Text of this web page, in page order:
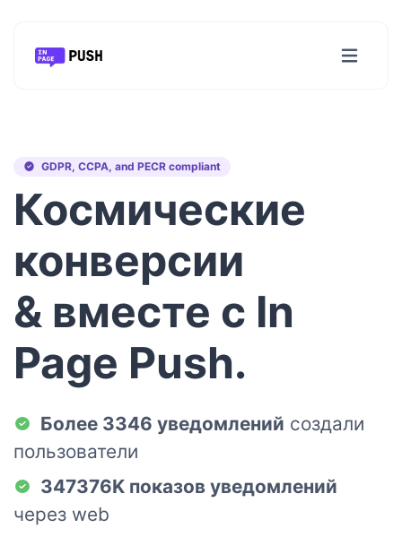
GDPR, CCPA, and PECR compliant
Космические
конверсии
& вместе с In
Page Push.
Более 3346 уведомлений создали
пользователи
347376K показов уведомлений
через web